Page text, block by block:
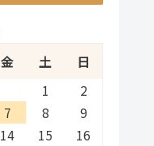
金 土
日
1
2
7 8
9
14 15
16